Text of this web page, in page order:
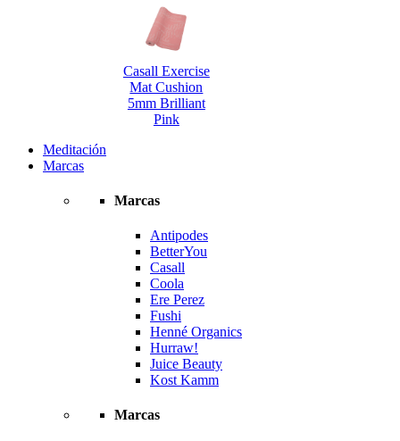
Casall Exercise
Mat Cushion
5mm Brilliant
Pink
Meditación
Marcas
Marcas
Antipodes
BetterYou
Casall
Coola
Ere Perez
Fushi
Henné Organics
Hurraw!
Juice Beauty
Kost Kamm
Marcas